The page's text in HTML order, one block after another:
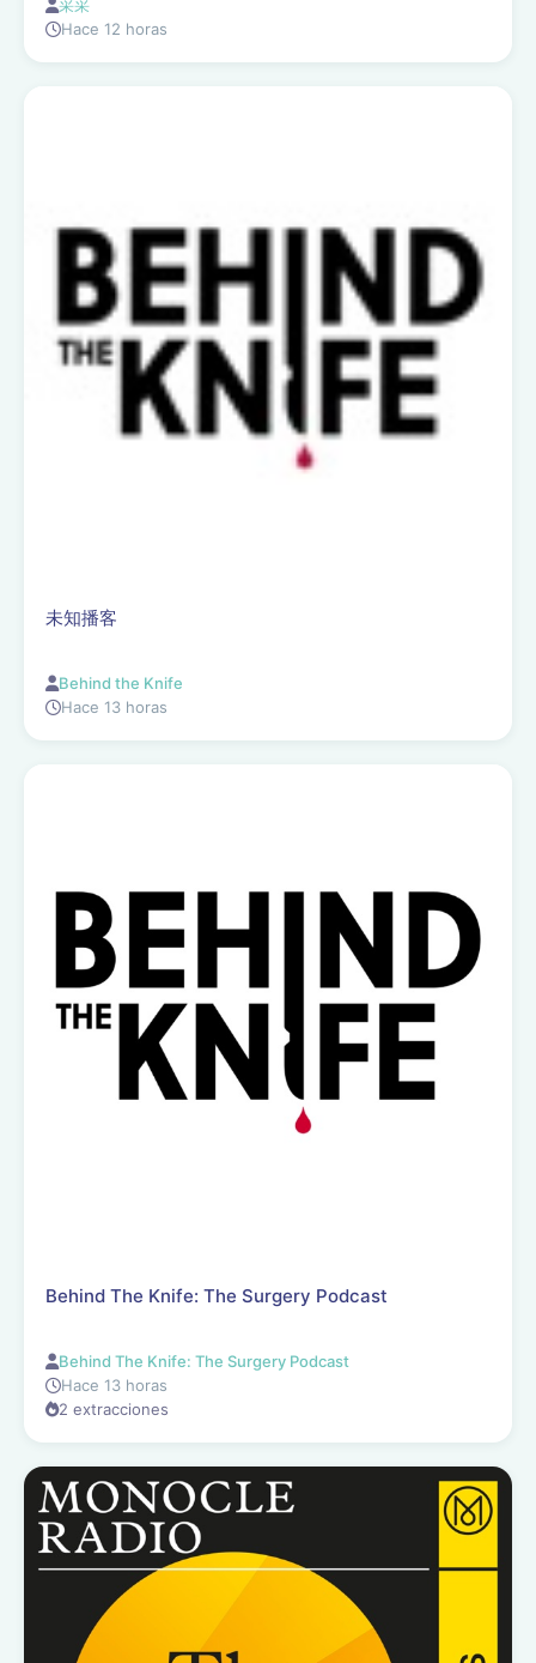
采采
Hace 12 horas
未知播客
Behind the Knife
Hace 13 horas
Behind The Knife: The Surgery Podcast
Behind The Knife: The Surgery Podcast
Hace 13 horas
2 extracciones